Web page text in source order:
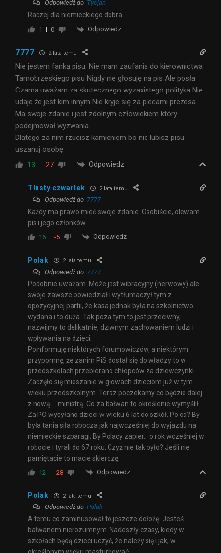
Odpowiedź do Tycjan
Raczej dla niemieckiego dobra.
1 0 Odpowiedz
7777 2 lata temu
Nie jestem fanką pisu. Nie mam zaufania do kierownictwa
Tarnobrzeskiego pisu Nigdy nie głosuję na pis Ale posła
Czarna uważam za skutecznego wyzaxistego polityka Nie
udaje że jest kim innym Nie kryje się za plecami prezesa
Ma swoje zdanie i jest zdolnym człowiekiem który
podejmował wyzwania.
Dlatego za nim rzucisz kamieniem bo nie lubisz pisu
uszanuj osobę
13 -27 Odpowiedz
Tłusty czwartek 2 lata temu
Odpowiedź do 7777
Każdy ma prawo mieć swoje zdanie. Osobiście, olewam
pis i jego członków
16 -5 Odpowiedz
Polak 2 lata temu
Odpowiedź do 7777
Podobnie uważam. Może jest wibracyjny (nerwowy) ale
swoje zawsze powiedział i wytłumaczył tym z
opozycyjnej partii, że kasa jednak była na szkolnictwo
wydana i to duża. Tak poza tym to jest przeciwny,
nazwijmy to delikatnie, dziwnym zachowaniem ludzi i
wpływania na dzieci.
Poinformuję niektórych forumowiczów, a niektórym
przypomnę, że zanim PiS dostał się do władzy to w
przedszkolach przebierano chłopców za dziewczynki.
Zaczęło się mieszanie w głowach dzieciom już w tym
wieku przedszkolnym. Teraz poczekamy co będzie dalej
z nową … ministrą. Co za bałwan to określenie wymyślił.
Za PO wysyłano dzieci w wieku 6 lat do szkół. Po co? By
była tania siła robocza jak najwcześniej do wyjazdu na
niemieckie szparagi. By Polacy zapier… o rok wcześniej w
robocie i tyrali do 67 roku. Czyż nie tak było? Jeśli nie
pamiętacie to macie sklerozę.
12 -28 Odpowiedz
Polak 2 lata temu
Odpowiedź do Polak
A temu co zaminusował to jeszcze dołożę. Jesteś
bałwanem nierozumnym. Nadeszły czasy, kiedy w
szkołach będą dzieci uczyć, że należy się i jak, w